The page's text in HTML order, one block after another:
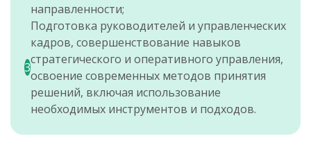
направленности;
3
Подготовка руководителей и управленческих
кадров, совершенствование навыков
стратегического и оперативного управления,
освоение современных методов принятия
решений, включая использование
необходимых инструментов и подходов.